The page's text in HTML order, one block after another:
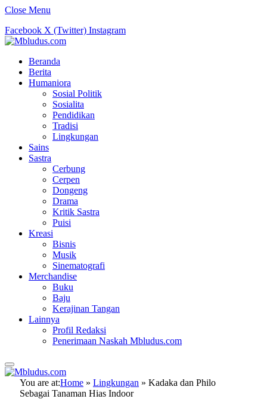
Close Menu
Facebook X (Twitter) Instagram
Beranda
Berita
Humaniora
Sosial Politik
Sosialita
Pendidikan
Tradisi
Lingkungan
Sains
Sastra
Cerbung
Cerpen
Dongeng
Drama
Kritik Sastra
Puisi
Kreasi
Bisnis
Musik
Sinematografi
Merchandise
Buku
Baju
Kerajinan Tangan
Lainnya
Profil Redaksi
Penerimaan Naskah Mbludus.com
You are at:Home » Lingkungan » Kadaka dan Philo
Sebagai Tanaman Hias Indoor